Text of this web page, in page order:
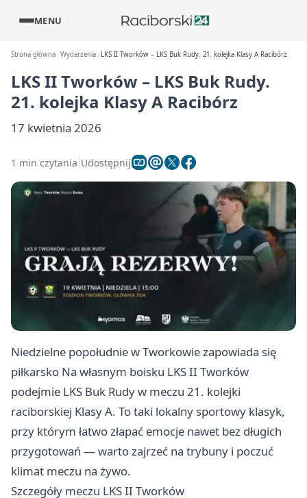
MENU
Strona główna Wydarzenia LKS II Tworków – LKS Buk Rudy. 21. kolejka Klasy A Racibórz
LKS II Tworków – LKS Buk Rudy.
21. kolejka Klasy A Racibórz
17 kwietnia 2026
1 min czytania Udostępnij
Niedzielne popołudnie w Tworkowie zapowiada się
piłkarsko Na własnym boisku LKS II Tworków
podejmie LKS Buk Rudy w meczu 21. kolejki
raciborskiej Klasy A. To taki lokalny sportowy klasyk,
przy którym łatwo złapać emocje nawet bez długich
przygotowań — warto zajrzeć na trybuny i poczuć
klimat meczu na żywo.
Szczegóły meczu LKS II Tworków